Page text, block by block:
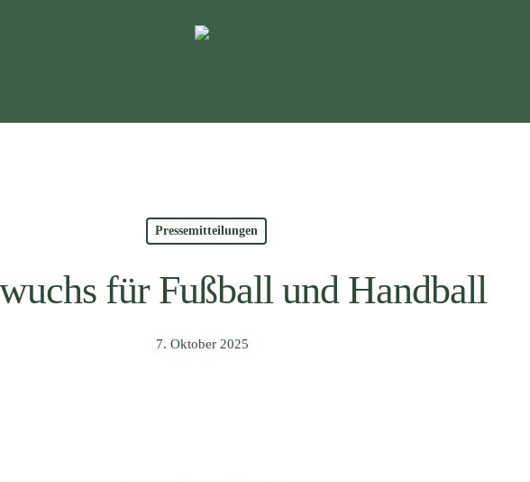
Pressemitteilungen
für Fußball und Handball
7. Oktober 2025